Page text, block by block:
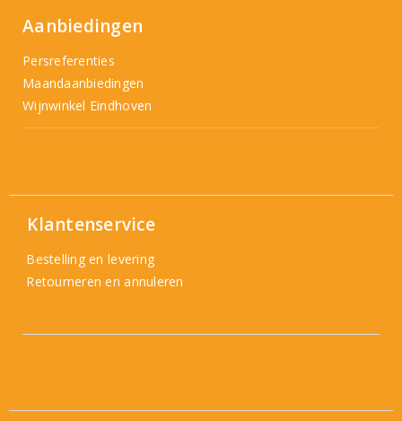
Aanbiedingen
Persreferenties
Maandaanbiedingen
Wijnwinkel Eindhoven
Klantenservice
Bestelling en levering
Retourneren en annuleren